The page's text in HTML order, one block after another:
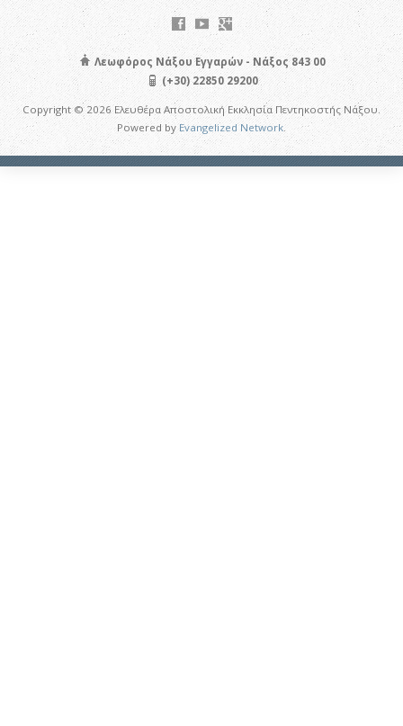
Λεωφόρος Νάξου Εγγαρών - Νάξος 843 00
(+30) 22850 29200
Copyright © 2026 Ελευθέρα Αποστολική Εκκλησία Πεντηκοστής Νάξου.
Powered byEvangelized Network.